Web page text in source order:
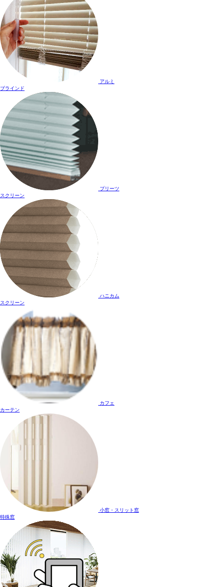
アルミ
ブラインド
プリーツ
スクリーン
ハニカム
スクリーン
カフェ
カーテン
小窓・スリット窓
特殊窓